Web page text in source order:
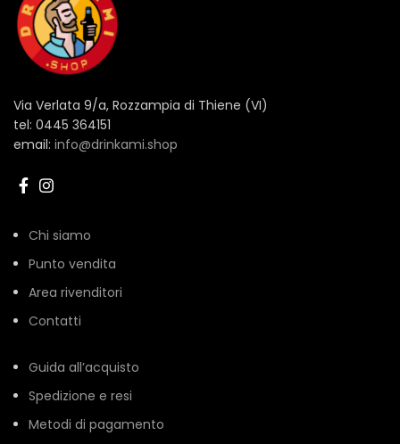
Via Verlata 9/a, Rozzampia di Thiene (VI)
tel: 0445 364151
email: info@drinkami.shop
Chi siamo
Punto vendita
Area rivenditori
Contatti
Guida all’acquisto
Spedizione e resi
Metodi di pagamento